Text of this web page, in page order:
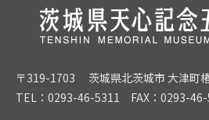
〒319-1703 茨城県北茨城市 大津町
TEL：0293-46-5311 FAX：0293-46-